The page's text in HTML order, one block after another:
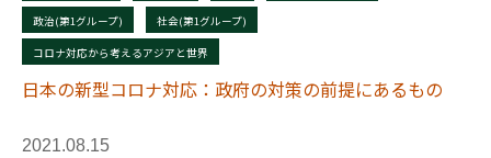
政治(第1グループ) 社会(第1グループ)
コロナ対応から考えるアジアと世界
日本の新型コロナ対応：政府の対策の前提にあるもの
2021.08.15